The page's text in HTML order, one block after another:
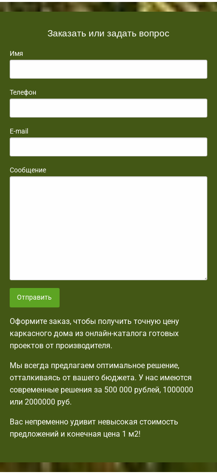
Заказать или задать вопрос
Имя
Телефон
E-mail
Сообщение
Отправить
Оформите заказ, чтобы получить точную цену
каркасного дома из онлайн-каталога готовых
проектов от производителя.
Мы всегда предлагаем оптимальное решение,
отталкиваясь от вашего бюджета. У нас имеются
современные решения за 500 000 рублей, 1000000
или 2000000 руб.
Вас непременно удивит невысокая стоимость
предложений и конечная цена 1 м2!